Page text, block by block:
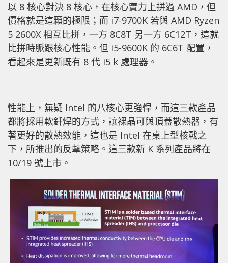
以 8 核心對決 8 核心，在核心實力上拼過 AMD，但
價格就是這顆的極限；而 i7-9700K 若與 AMD Ryzen
5 2600X 相互比拼，一方 8C8T 另一方 6C12T，這就
比拼時脈跟核心性能。但 i5-9600K 的 6C6T 配置，
看起來是更新既有 8 代 i5 k 處理器。
性能上，無疑 Intel 的八核心更強悍，而這三款產品
都將採用軟釺焊的方式，讓裸晶可與頂蓋散熱器，有
著更好的散熱效能，這也是 Intel 在桌上型核戰之
下，所推出的反擊策略。這三款新 K 系列產品將在
10/19 號上市。